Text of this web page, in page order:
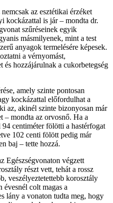
az esztétikai érzéket
kockázattal is jár – mondta dr.
szűréseinek egyik
másmilyenek, mint a test
anyagok termelésére képesek.
a vérnyomást,
és hozzájárulnak a cukorbetegség
amely szinte pontosan
kockázattal előfordulhat a
az, akinél szinte bizonyosan már
– mondta az orvosnő. Ha a
centiméter fölötti a hastérfogat
102 centi fölött pedig már
baj – tette hozzá.
Egészségvonaton végzett
részt vett, tehát a rossz
veszélyeztetettebb korosztály
évesnél colt magas a
lány a vonaton tudta meg, hogy